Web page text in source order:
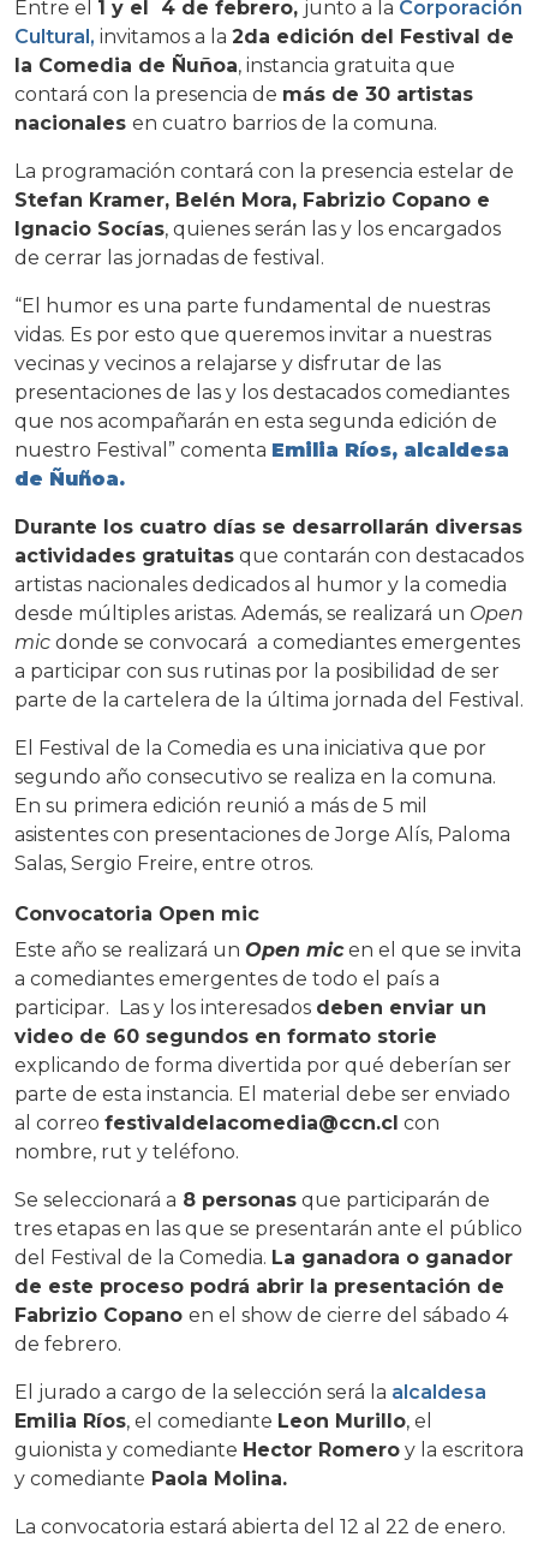
Entre el 1 y el 4 de febrero, junto a la Corporación
Cultural, invitamos a la 2da edición del Festival de
la Comedia de Ñuñoa, instancia gratuita que
contará con la presencia de más de 30 artistas
nacionales en cuatro barrios de la comuna.
La programación contará con la presencia estelar de
Stefan Kramer, Belén Mora, Fabrizio Copano e
Ignacio Socías, quienes serán las y los encargados
de cerrar las jornadas de festival.
“El humor es una parte fundamental de nuestras
vidas. Es por esto que queremos invitar a nuestras
vecinas y vecinos a relajarse y disfrutar de las
presentaciones de las y los destacados comediantes
que nos acompañarán en esta segunda edición de
nuestro Festival” comenta Emilia Ríos, alcaldesa
de Ñuñoa.
Durante los cuatro días se desarrollarán diversas
actividades gratuitas que contarán con destacados
artistas nacionales dedicados al humor y la comedia
desde múltiples aristas. Además, se realizará un Open
mic donde se convocará a comediantes emergentes
a participar con sus rutinas por la posibilidad de ser
parte de la cartelera de la última jornada del Festival.
El Festival de la Comedia es una iniciativa que por
segundo año consecutivo se realiza en la comuna.
En su primera edición reunió a más de 5 mil
asistentes con presentaciones de Jorge Alís, Paloma
Salas, Sergio Freire, entre otros.
Convocatoria Open mic
Este año se realizará un Open micen el que se invita
a comediantes emergentes de todo el país a
participar. Las y los interesados deben enviar un
video de 60 segundos en formato storie
explicando de forma divertida por qué deberían ser
parte de esta instancia. El material debe ser enviado
al correo festivaldelacomedia@ccn.cl con
nombre, rut y teléfono.
Se seleccionará a 8 personas que participarán de
tres etapas en las que se presentarán ante el público
del Festival de la Comedia. La ganadora o ganador
de este proceso podrá abrir la presentación de
Fabrizio Copano en el show de cierre del sábado 4
de febrero.
El jurado a cargo de la selección será la alcaldesa
Emilia Ríos, el comediante Leon Murillo, el
guionista y comediante Hector Romero y la escritora
y comediante Paola Molina.
La convocatoria estará abierta del 12 al 22 de enero.